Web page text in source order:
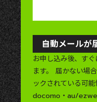
自動メールが
お申し込み後、す
ます。
届かない場
ックされている可能
docomo・au/